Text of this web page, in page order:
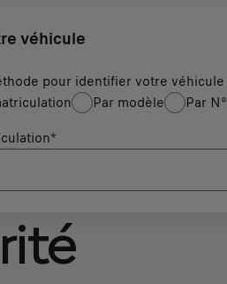
véhicule
pour identifier votre
Par modèle
Par
*